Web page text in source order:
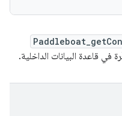
في قاعدة البيانات الداخلية.